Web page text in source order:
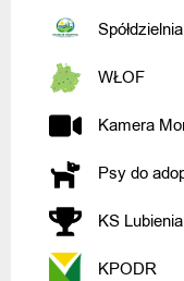
WŁOF
Kamera
Psy do
KS
KPODR